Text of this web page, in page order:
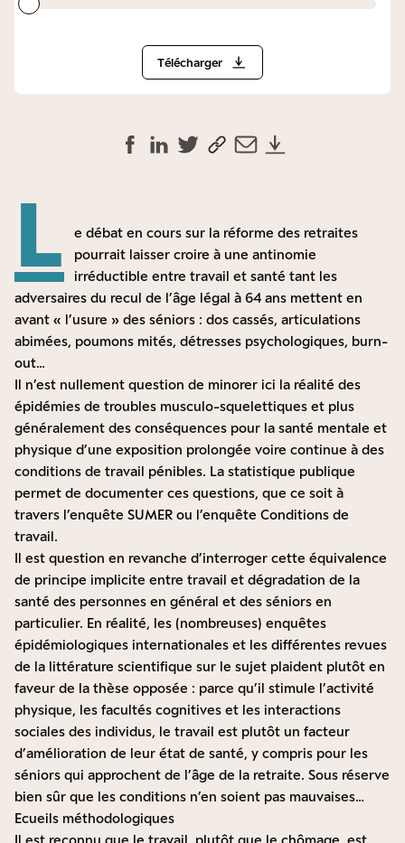
Télécharger
L
e débat en cours sur la réforme des retraites
pourrait laisser croire à une antinomie
irréductible entre travail et santé tant les
adversaires du recul de l’âge légal à 64 ans mettent en
avant « l’usure » des séniors : dos cassés, articulations
abimées, poumons mités, détresses psychologiques, burn-
out…
Il n’est nullement question de minorer ici la réalité des
épidémies de troubles musculo-squelettiques et plus
généralement des conséquences pour la santé mentale et
physique d’une exposition prolongée voire continue à des
conditions de travail pénibles. La statistique publique
permet de documenter ces questions, que ce soit à
travers l’enquête SUMER ou l’enquête Conditions de
travail.
Il est question en revanche d’interroger cette équivalence
de principe implicite entre travail et dégradation de la
santé des personnes en général et des séniors en
particulier. En réalité, les (nombreuses) enquêtes
épidémiologiques internationales et les différentes revues
de la littérature scientifique sur le sujet plaident plutôt en
faveur de la thèse opposée : parce qu’il stimule l’activité
physique, les facultés cognitives et les interactions
sociales des individus, le travail est plutôt un facteur
d’amélioration de leur état de santé, y compris pour les
séniors qui approchent de l’âge de la retraite. Sous réserve
bien sûr que les conditions n’en soient pas mauvaises…
Ecueils méthodologiques